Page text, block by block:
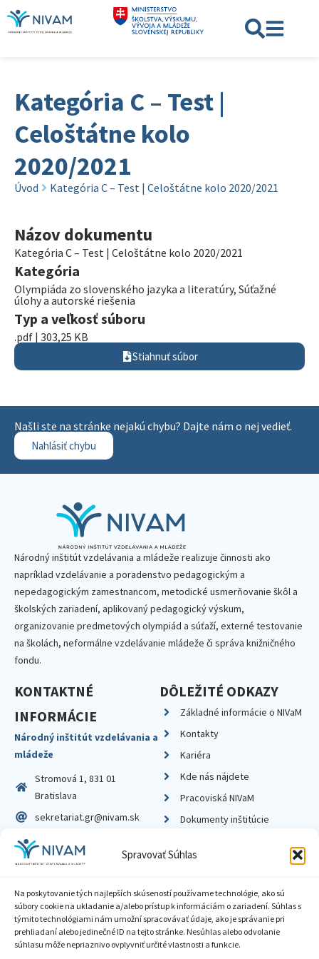
Spravovať Súhlas
Na poskytovanie tých najlepších skúseností používame technológie, ako sú
súbory cookie na ukladanie a/alebo prístup k informáciám o zariadení. Súhlas s
týmito technológiami nám umožní spracovávať údaje, ako je správanie pri
prehliadaní alebo jedinečné ID na tejto stránke. Nesúhlas alebo odvolanie
súhlasu môže nepriaznivo ovplyvniť určité vlastnosti a funkcie.
Kategória C – Test |
Celoštátne kolo
2020/2021
Úvod Kategória C – Test | Celoštátne kolo 2020/2021
Názov dokumentu
Kategória C – Test | Celoštátne kolo 2020/2021
Kategória
Olympiáda zo slovenského jazyka a literatúry, Súťažné
úlohy a autorské riešenia
Typ a veľkosť súboru
.pdf | 303,25 KB
Stiahnuť súbor
Našli ste na stránke nejakú chybu? Dajte nám o nej vedieť.
Nahlásiť chybu
Národný inštitút vzdelávania a mládeže realizuje činnosti ako
napríklad vzdelávanie a poradenstvo pedagogickým a
nepedagogickým zamestnancom, metodické usmerňovanie škôl a
školských zariadení, aplikovaný pedagogický výskum,
organizovanie predmetových olympiád a súťaží, externé testovanie
na školách, neformálne vzdelávanie mládeže či správa knižničného
fondu.
KONTAKTNÉ
INFORMÁCIE
Národný inštitút vzdelávania a
mládeže
Stromová 1, 831 01
Bratislava
sekretariat.gr@nivam.sk
IČO: 00164348
DIČ: 2020798714
DÔLEŽITÉ ODKAZY
Základné informácie o NIVaM
Kontakty
Kariéra
Kde nás nájdete
Pracoviská NIVaM
Dokumenty inštitúcie
Zásady ochrany súkromia